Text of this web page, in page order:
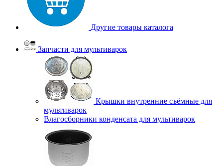
Другие товары каталога
Запчасти для мультиварок
Крышки внутренние съёмные для
мультиварок
Влагосборники конденсата для мультиварок